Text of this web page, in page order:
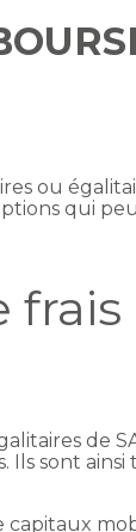
ou
qui
de
sont ainsi